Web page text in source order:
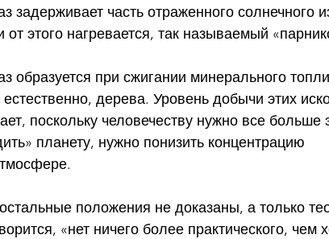
от этого нагревается, так называемый
естественно, дерева. Уровень добычи этих
поскольку человечеству нужно все больше
положения не доказаны, а только
«нет ничего более практического, чем